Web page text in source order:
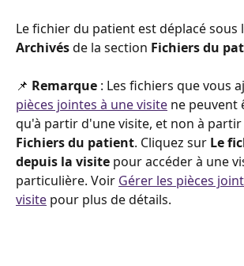
Le fichier du patient est déplacé sous
Archivés de la section Fichiers du
📌 Remarque : Les fichiers que vous
pièces jointes à une visite ne peuvent
qu'à partir d'une visite, et non à partir
Fichiers du patient. Cliquez sur Le
depuis la visite pour accéder à une
particulière. Voir Gérer les pièces
visite pour plus de détails.